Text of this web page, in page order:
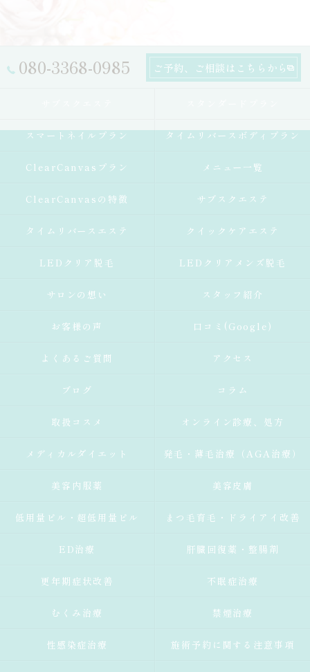
080-3368-0985 ご予約、ご相談はこちらから
スマートネイルプラン タイムリバースボディプラン
ClearCanvasプラン メニュー一覧
ClearCanvasの特徴 サブスクエステ
タイムリバースエステ クイックケアエステ
LEDクリア脱毛 LEDクリアメンズ脱毛
サロンの想い スタッフ紹介
お客様の声 口コミ(Google)
よくあるご質問 アクセス
ブログ コラム
取扱コスメ オンライン診療、処方
メディカルダイエット 発毛・薄毛治療（AGA治療）
美容内服薬 美容皮膚
低用量ピル・超低用量ピル まつ毛育毛・ドライアイ改善
ED治療 肝臓回復薬・整腸剤
更年期症状改善 不眠症治療
むくみ治療 禁煙治療
性感染症治療 施術予約に関する注意事項